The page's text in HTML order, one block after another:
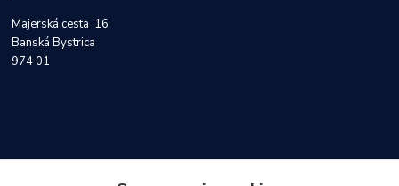
Majerská cesta 16
Banská Bystrica
974 01